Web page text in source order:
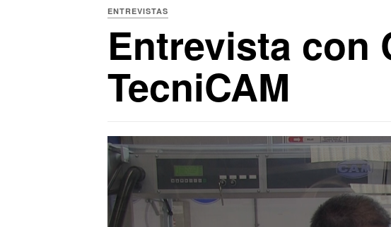
ENTREVISTAS
Entrevista con
TecniCAM